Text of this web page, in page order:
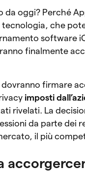
oggi? Perché
tecnologia, che
software
finalmente
firmare
imposti
rivelati. La
da parte dei
il più